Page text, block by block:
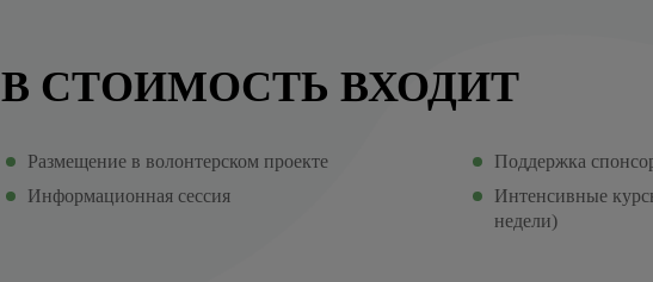
В СТОИМОСТЬ ВХОДИТ
Размещение в волонтерском проекте
Информационная сессия
Поддержка
Интенсивные
недели)